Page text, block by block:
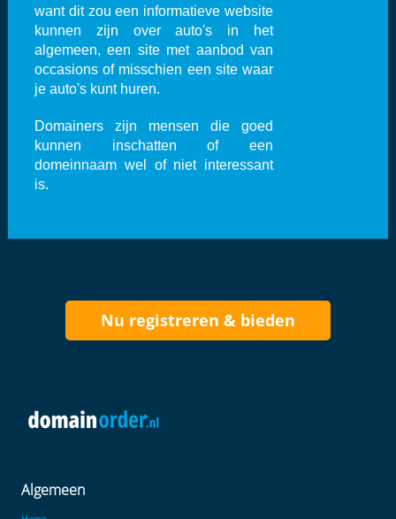
want dit zou een informatieve website
kunnen zijn over auto's in het
algemeen, een site met aanbod van
occasions of misschien een site waar
je auto's kunt huren.
Domainers zijn mensen die goed
kunnen inschatten of een
domeinnaam wel of niet interessant
is.
Nu registreren & bieden
Algemeen